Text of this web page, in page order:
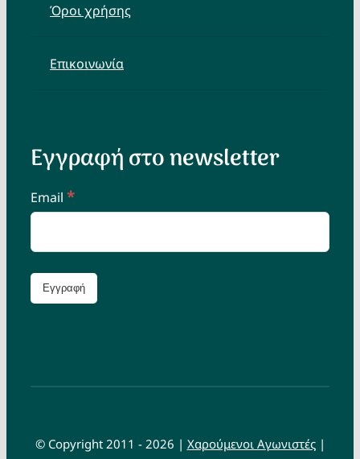
Όροι χρήσης
Επικοινωνία
Εγγραφή στο newsletter
Email *
© Copyright 2011 - 2026 | Χαρούμενοι Αγωνιστές|